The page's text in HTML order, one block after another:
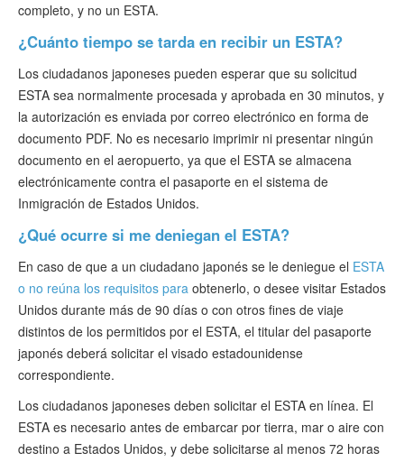
completo, y no un ESTA.
¿Cuánto tiempo se tarda en recibir un ESTA?
Los ciudadanos japoneses pueden esperar que su solicitud
ESTA sea normalmente procesada y aprobada en 30 minutos, y
la autorización es enviada por correo electrónico en forma de
documento PDF. No es necesario imprimir ni presentar ningún
documento en el aeropuerto, ya que el ESTA se almacena
electrónicamente contra el pasaporte en el sistema de
Inmigración de Estados Unidos.
¿Qué ocurre si me deniegan el ESTA?
En caso de que a un ciudadano japonés se le deniegue el ESTA
o no reúna los requisitos para obtenerlo, o desee visitar Estados
Unidos durante más de 90 días o con otros fines de viaje
distintos de los permitidos por el ESTA, el titular del pasaporte
japonés deberá solicitar el visado estadounidense
correspondiente.
Los ciudadanos japoneses deben solicitar el ESTA en línea. El
ESTA es necesario antes de embarcar por tierra, mar o aire con
destino a Estados Unidos, y debe solicitarse al menos 72 horas